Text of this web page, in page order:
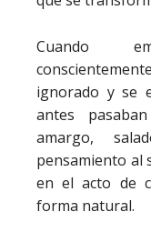
Cuando
ignorado y se
antes
amargo,
pensamiento al
en el acto de
forma natural.